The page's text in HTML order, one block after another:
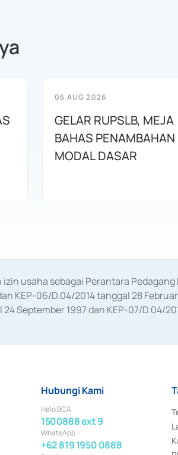
06 AUG 2026
GELAR RUPSLB, MEJA
BAHAS PENAMBAHAN
MODAL DASAR
usaha sebagai Perantara
KEP-06/D.04/2014 tanggal 28
24 September 1997 dan KEP-07/D.04/
Hubungi Kami
Halo BCA
1500888 ext 9
WhatsApp
+62 819 1950 0888